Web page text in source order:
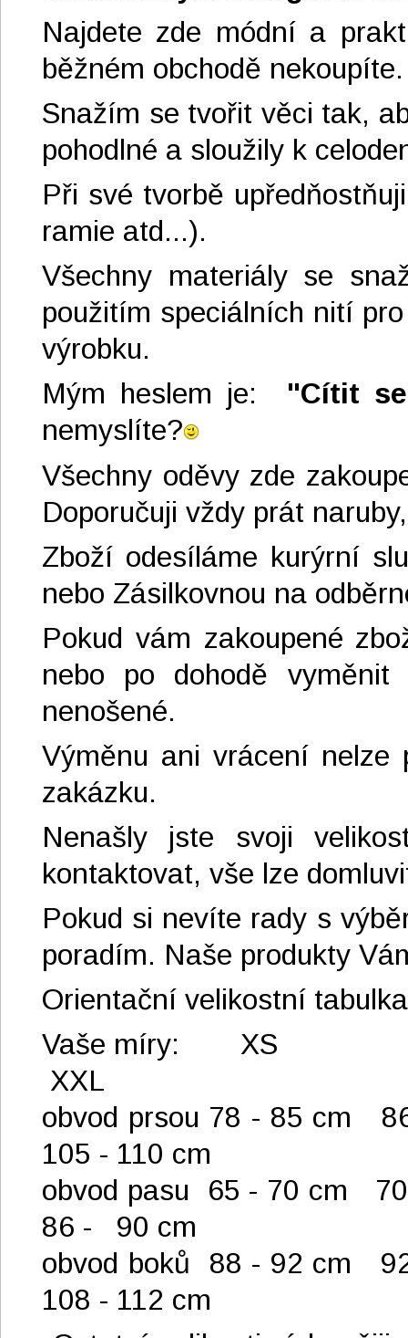
Najdete zde módní a
běžném obchodě nekoupíte.
Snažím se tvořit věci tak,
pohodlné a sloužily k
Při své tvorbě
ramie atd...).
Všechny materiály se
použitím speciálních nití
výrobku.
Mým heslem je: "Cítit
nemyslíte?
Všechny oděvy zde
Doporučuji vždy prát
Zboží odesíláme kurýrní
nebo Zásilkovnou na
Pokud vám zakoupené
nebo po dohodě
nenošené.
Výměnu ani vrácení nelze
zakázku.
Nenašly jste svoji
kontaktovat, vše lze
Pokud si nevíte rady s
poradím. Naše produkty
Orientační velikostní
Vaše
XXL
obvod prsou 78 - 85 cm
105 - 110 cm
obvod pasu 65 - 70
86 - 90 cm
obvod boků 88 - 92 cm
108 - 112 cm